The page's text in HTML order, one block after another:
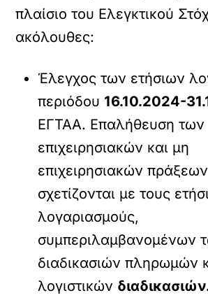
πλαίσιο του Ελεγκτικού
ακόλουθες:
Έλεγχος των ετήσιων
περιόδου 16.10.2024-
ΕΓΤΑΑ. Επαλήθευση των
επιχειρησιακών και μη
επιχειρησιακών
σχετίζονται με τους
λογαριασμούς,
συμπεριλαμβανομένων
διαδικασιών πληρωμών
λογιστικών